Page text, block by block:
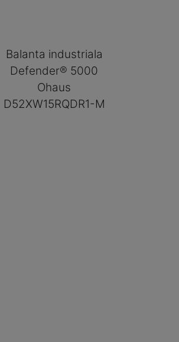
Balanta industriala
Defender® 5000
Ohaus
D52XW15RQDR1-M